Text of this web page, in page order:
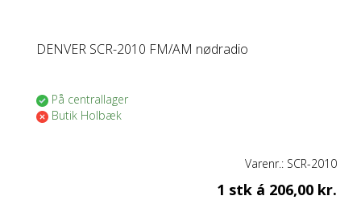
DENVER SCR-2010 FM/AM nødradio
På centrallager
Butik Holbæk
Varenr.: SCR-2010
1 stk á 206,00 kr.